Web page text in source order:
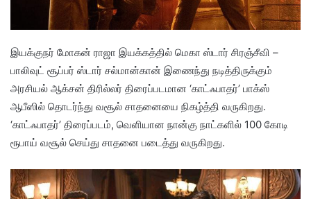
இயக்குநர் மோகன் ராஜா இயக்கத்தில் மெகா ஸ்டார் சிரஞ்சீவி –
பாலிவுட் சூப்பர் ஸ்டார் சல்மான்கான் இணைந்து நடித்திருக்கும்
அரசியல் ஆக்சன் திரில்லர் திரைப்படமான ‘காட்ஃபாதர்’ பாக்ஸ்
ஆபீஸில் தொடர்ந்து வசூல் சாதனையை நிகழ்த்தி வருகிறது.
‘காட்ஃபாதர்’ திரைப்படம், வெளியான நான்கு நாட்களில் 100 கோடி
ரூபாய் வசூல் செய்து சாதனை படைத்து வருகிறது.